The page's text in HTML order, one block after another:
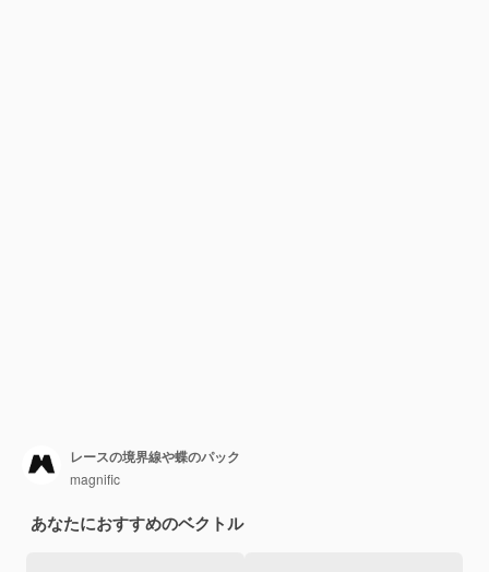
レースの境界線や蝶のパック
magnific
あなたにおすすめのベクトル